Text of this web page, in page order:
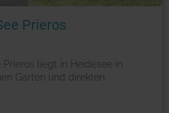
Prieros
Prieros liegt in Heidesee in
Garten und direkten